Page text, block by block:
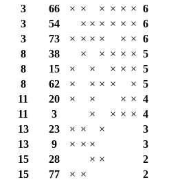
3
66 × × × × × × 6
3
54 × × × × × × 6
3
73 × × × × × × 6
8
38 × × × × × 5
8
15 × × × × × 5
8
62 × × × × × 5
11
20 × × × × 4
11
3 × × × × 4
13
23 × × × 3
13
9 × × × 3
15
28 × × 2
15
77 × × 2